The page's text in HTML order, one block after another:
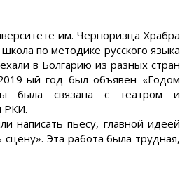
им. Черноризца Храбра
по методике русского языка
в Болгарию из разных стран
ый год был объявен «Годом
была связана с театром и
РКИ.
пьесу, главной идеей
Эта работа была трудная,